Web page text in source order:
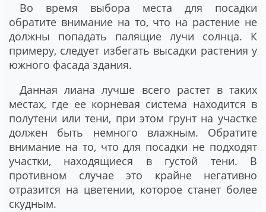
Во время выбора места для посадки
обратите внимание на то, что на растение не
должны попадать палящие лучи солнца. К
примеру, следует избегать высадки растения у
южного фасада здания.
Данная лиана лучше всего растет в таких
местах, где ее корневая система находится в
полутени или тени, при этом грунт на участке
должен быть немного влажным. Обратите
внимание на то, что для посадки не подходят
участки, находящиеся в густой тени. В
противном случае это крайне негативно
отразится на цветении, которое станет более
скудным.